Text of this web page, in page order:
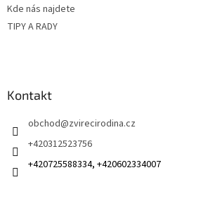
Kde nás najdete
TIPY A RADY
Kontakt
obchod@zvirecirodina.cz
+420312523756
+420725588334, +420602334007